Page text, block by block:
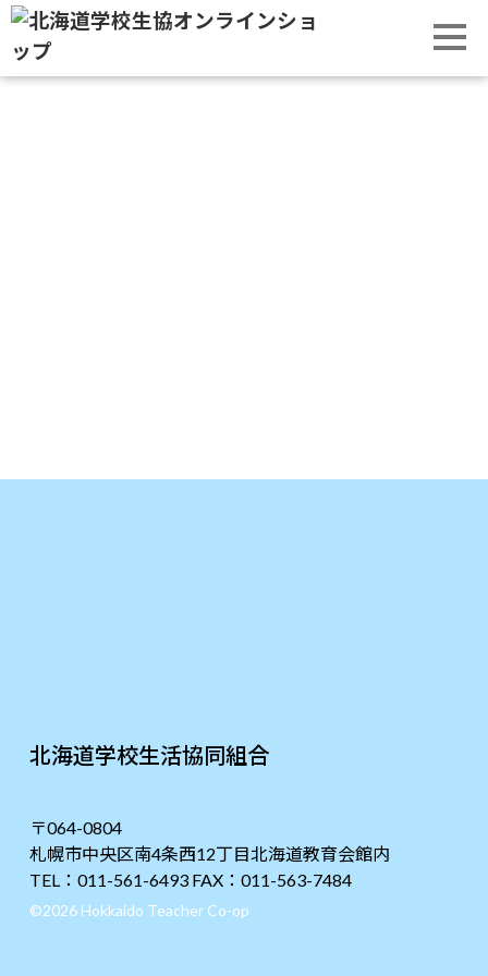
更新日：2025年9月30日
お知らせ
北海道学校生活協同組合
〒064-0804
札幌市中央区南4条西12丁目北海道教育会館内
TEL：011-561-6493 FAX：011-563-7484
©2026 Hokkaido Teacher Co-op